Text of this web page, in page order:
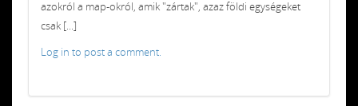
azokról a map-okról, amik "zártak", azaz földi egységeket
csak [...]
Log in to post a comment.